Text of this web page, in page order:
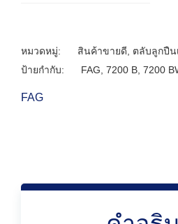
หมวดหมู่: สินค้าขายดี
ตลับลูกปืน
ป้ายกำกับ:
FAG 7200 B 7200
FAG